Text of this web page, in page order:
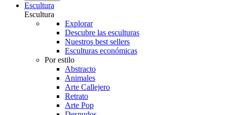
Escultura
Escultura
Explorar
Descubre las esculturas
Nuestros best sellers
Esculturas económicas
Por estilo
Abstracto
Animales
Arte Callejero
Retrato
Arte Pop